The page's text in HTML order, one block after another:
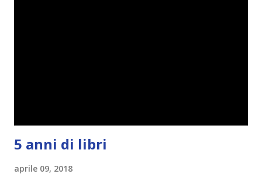
5 anni di libri
aprile 09, 2018